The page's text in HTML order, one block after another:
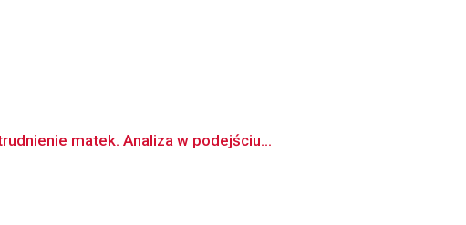
matek. Analiza w podejściu...